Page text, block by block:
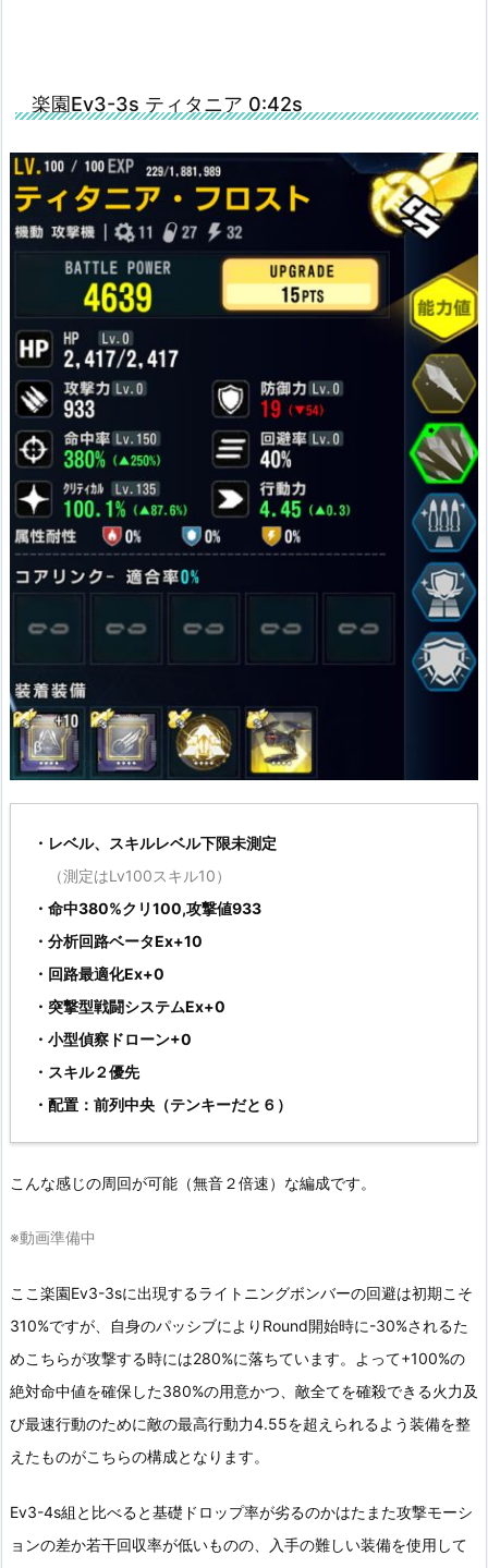
楽園Ev3-3s ティタニア 0:42s
・レベル、スキルレベル下限未測定
（測定はLv100スキル10）
・命中380%クリ100,攻撃値933
・分析回路ベータEx+10
・回路最適化Ex+0
・突撃型戦闘システムEx+0
・小型偵察ドローン+0
・スキル２優先
・配置：前列中央（テンキーだと６）
こんな感じの周回が可能（無音２倍速）な編成です。
※動画準備中
ここ楽園Ev3-3sに出現するライトニングボンバーの回避は初期こそ
310%ですが、自身のパッシブによりRound開始時に-30%されるた
めこちらが攻撃する時には280%に落ちています。よって+100%の
絶対命中値を確保した380%の用意かつ、敵全てを確殺できる火力及
び最速行動のために敵の最高行動力4.55を超えられるよう装備を整
えたものがこちらの構成となります。
Ev3-4s組と比べると基礎ドロップ率が劣るのかはたまた攻撃モーシ
ョンの差か若干回収率が低いものの、入手の難しい装備を使用して